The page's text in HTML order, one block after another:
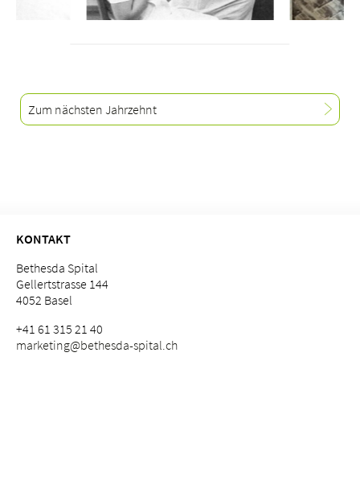
Zum nächsten Jahrzehnt
KONTAKT
Bethesda Spital
Gellertstrasse 144
4052 Basel
+41 61 315 21 40
marketing@bethesda-spital. ch